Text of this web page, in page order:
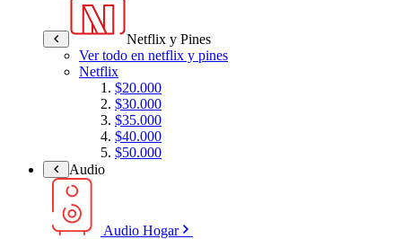
Netflix y Pines
Ver todo en netflix y pines
Netflix
$20.000
$30.000
$35.000
$40.000
$50.000
Audio
Audio Hogar